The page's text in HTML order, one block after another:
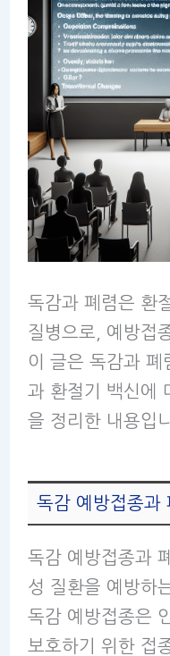
독감과 폐렴은 환
질병으로, 예방접
이 글은 독감과 폐
과 환절기 백신에
을 정리한 내용입
독감 예방접종과
독감 예방접종과
성 질환을 예방하
독감 예방접종은
보호하기 위한 접